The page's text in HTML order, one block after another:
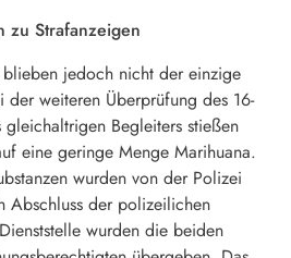
zu Strafanzeigen
jedoch nicht der einzige
der weiteren Überprüfung des 16-
gleichaltrigen Begleiters stießen
eine geringe Menge Marihuana.
wurden von der Polizei
Abschluss der polizeilichen
wurden die beiden